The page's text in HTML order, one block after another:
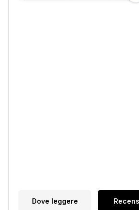
Dove leggere